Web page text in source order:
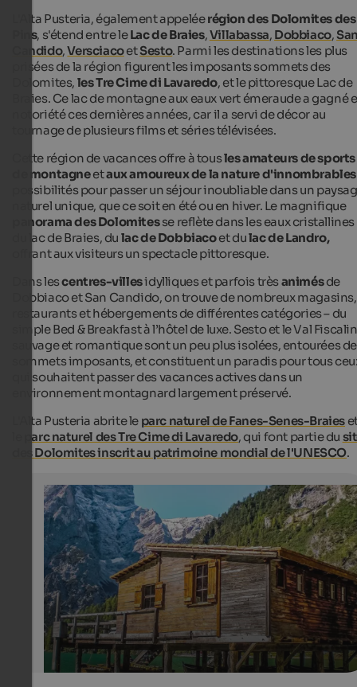
Lake Pragser Wildsee
Romantic boat house at Lake Pragser Wildsee.
Internet Consulting - Stefan Tolpeit
L'Alta Pusteria, également appeléerégion des Dolomites des
Pins, s'étend entre leLac de Braies,Villabassa, Dobbiaco,
Candido,VersciacoetSesto. Parmi les destinations les plus
prisées de la région figurent les imposants sommets des
Dolomites, les Tre Cime di Lavaredo, et le pittoresque Lac de
Braies. Ce lac de montagne aux eaux vert émeraude a gagné
notoriété ces dernières années, car il a servi de décor au
tournage de plusieurs films et séries télévisées.
Cette région de vacances offre à tousles amateurs de sports
de montagneetaux amoureux de la nature d'innombrables
possibilités pour passer un séjour inoubliable dans un
naturel unique, que ce soit en été ou en hiver. Le magnifique
panorama des Dolomitesse reflète dans les eaux cristallines
du lac de Braies, du lac de Dobbiacoet dulac de Landro,
offrant aux visiteurs un spectacle pittoresque.
Dans lescentres-villesidylliques et parfois trèsanimésde
Dobbiaco et San Candido, on trouve de nombreux magasins,
restaurants et hébergements de différentes catégories – du
simple Bed & Breakfast à l’hôtel de luxe. Sesto et le Val
sauvage et romantiquesont un peu plus isolées, entourées de
sommets imposants, et constituent un paradis pour tous
qui souhaitent passer des vacances actives dans un
environnement montagnard largement préservé.
L'Alta Pusteria abrite le parc naturel de Fanes-Senes-Braies
parc naturel des Tre Cime di Lavaredo, qui font partie du
des Dolomites inscrit au patrimoine mondial de l'UNESCO.